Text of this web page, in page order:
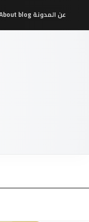
عن المدونة About blog